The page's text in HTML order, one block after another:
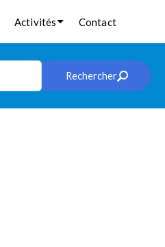
Activités Contact
Rechercher